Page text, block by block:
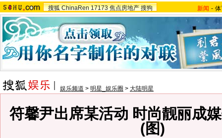
搜狐 ChinaRen 17173 焦点房地产 搜狗 新闻 -
娱乐频道 > 明星_娱乐圈 > 大陆明星
符馨尹出席某活动 时尚靓丽成
(图)